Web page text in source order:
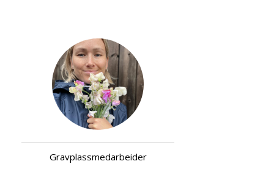
Gravplassmedarbeider